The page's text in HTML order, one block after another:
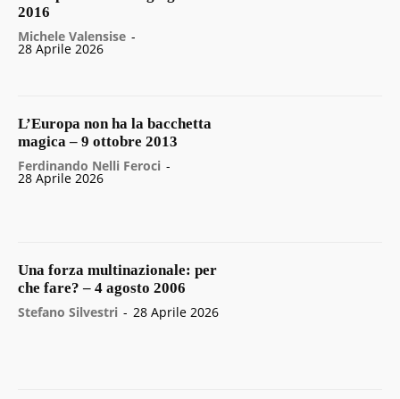
2016
Michele Valensise -
28 Aprile 2026
L’Europa non ha la bacchetta
magica – 9 ottobre 2013
Ferdinando Nelli Feroci -
28 Aprile 2026
Una forza multinazionale: per
che fare? – 4 agosto 2006
Stefano Silvestri - 28 Aprile 2026